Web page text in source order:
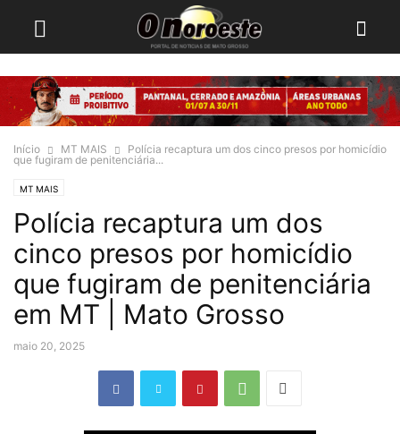
Início MT MAIS
Polícia recaptura um dos cinco presos por homicídio
que fugiram de penitenciária...
MT MAIS
Polícia recaptura um dos
cinco presos por homicídio
que fugiram de penitenciária
em MT | Mato Grosso
maio 20, 2025